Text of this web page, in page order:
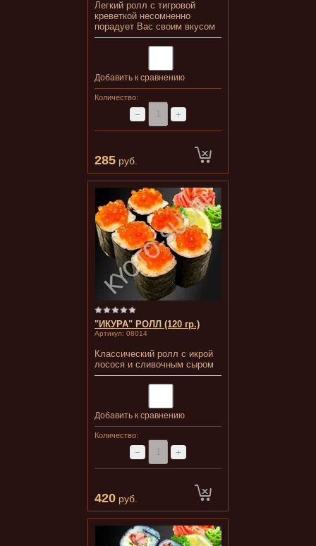
Легкий ролл с тигровой
креветкой несомненно
порадует Вас своим вкусом
Добавить к сравнению
Количество:
− +
285 руб.
"ИКУРА" РОЛЛ (120 гр.)
Артикул: 08014
Классический ролл с икрой
лосося и сливочным сыром
Добавить к сравнению
Количество:
− +
420 руб.